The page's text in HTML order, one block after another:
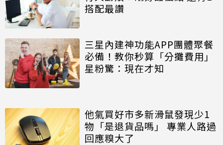
搭配最讚
三星內建神功能APP團體聚餐
必備！教你秒算「分攤費用」
星粉驚：現在才知
他氣買好市多新滑鼠發現少1
物「是退貨品嗎」 專業人路過
回應糗大了